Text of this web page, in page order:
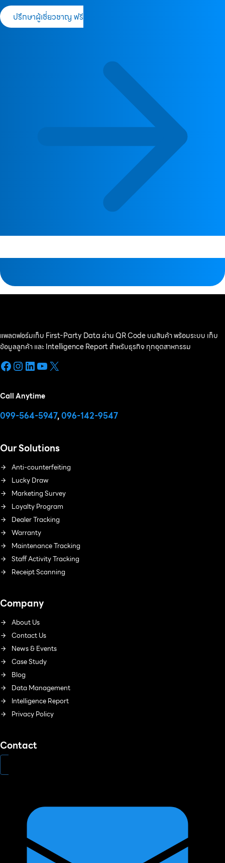
ปรึกษาผู้เชี่ยวชาญ ฟรี
แพลตฟอร์มเก็บ First-Party Data ผ่าน QR Code บนสินค้า พร้อมระบบ เก็บ
ข้อมูลลูกค้า และ Intelligence Report สำหรับธุรกิจ ทุกอุตสาหกรรม
Facebook
Instagram
LinkedIn
YouTube
X
Call Anytime
099-564-5947,096-142-9547
Our Solutions
Anti-counterfeiting
Lucky Draw
Marketing Survey
Loyalty Program
Dealer Tracking
Warranty
Maintenance Tracking
Staff Activity Tracking
Receipt Scanning
Company
About Us
Contact Us
News & Events
Case Study
Blog
Data Management
Intelligence Report
Privacy Policy
Contact